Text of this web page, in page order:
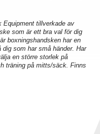
Equipment tillverkade av
som är ett bra val för dig
boxningshandsken har en
som har små händer. Har
en större storlek på
träning på mitts/säck. Finns